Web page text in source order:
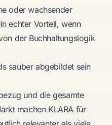
oder wachsender
echter Vorteil, wenn
der Buchhaltungslogik
sauber abgebildet sein
und die gesamte
machen KLARA für